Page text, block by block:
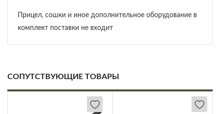
Прицел, сошки и иное дополнительное оборудование в
комплект поставки не входит
СОПУТСТВУЮЩИЕ ТОВАРЫ